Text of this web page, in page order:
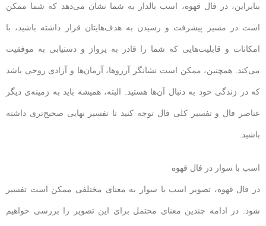
بنابراین، در فال قهوه، اسب بالدار به شما نشان می‌دهد که شما ممکن
است در مسیر پیشرفت و رسیدن به هدف‌هایتان قرار داشته باشید، با
امکانات و قابلیت‌هایی که شما را قادر به پرواز و دستیابی به موفقیت
می‌کند. همچنین، ممکن است نشانگر آرزوها، آرمان‌ها و آزادی روحی باشد
که در زندگی خود به دنبال آن‌ها هستید. البته، همیشه باید به زمینه‌ی دیگر
عناصر فال و تفسیر کلی فال توجه کنید تا تفسیر نهایی صحیح‌تری داشته
باشید.
اسب با سوار در فال قهوه
در فال قهوه، تصویر اسب با سوار به معنای مختلفی ممکن است تفسیر
شود. در ادامه چندین معنای محتمل برای این تصویر را بررسی خواهیم